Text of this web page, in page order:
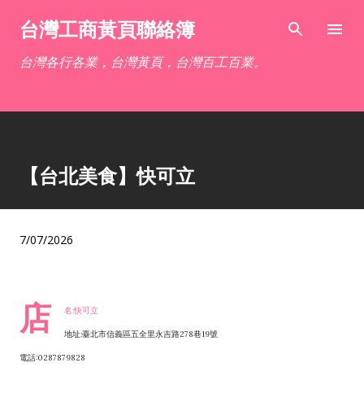
跳到主要內容
台灣工商黃頁聯絡簿
台灣各行各業，台灣黃頁，台灣百工百業。
【台北美食】快可立
7/07/2026
店 名:快可立
地址:臺北市信義區五全里永吉路278巷19號
電話:0287879828